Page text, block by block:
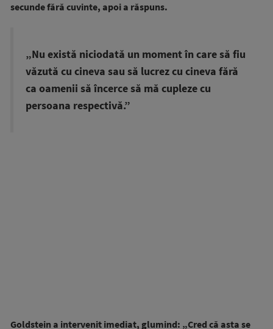
secunde fără cuvinte, apoi a răspuns.
„Nu există niciodată un moment în care să fiu
văzută cu cineva sau să lucrez cu cineva fără
ca oamenii să încerce să mă cupleze cu
persoana respectivă.”
Goldstein a intervenit imediat, glumind: „Cred că asta se